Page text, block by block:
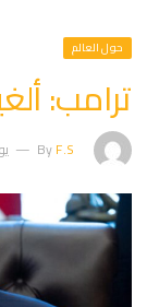
حول العالم
ترامب:
ByF.S